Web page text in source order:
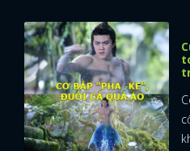
ĐĂNG